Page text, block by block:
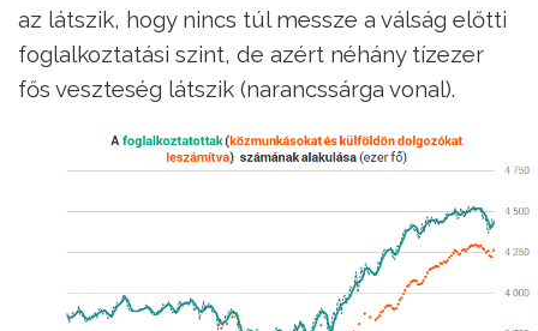
az látszik, hogy nincs túl messze a válság előtti
foglalkoztatási szint, de azért néhány tízezer
fős veszteség látszik (narancssárga vonal).